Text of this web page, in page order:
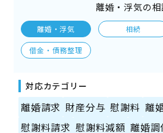
離婚・浮気の相
離婚・浮気 相続
借金・債務整理
対応カテゴリー
離婚請求 財産分与 慰謝料 離
慰謝料請求 慰謝料減額 離婚調